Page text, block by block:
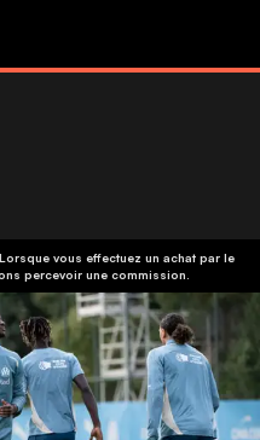
vous effectuez un achat par le
percevoir une commission.